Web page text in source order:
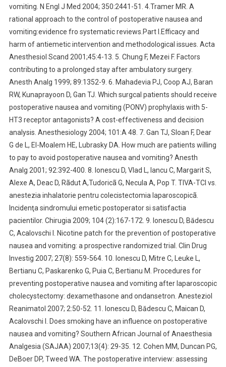
vomiting. N Engl J Med 2004; 350:2441-51. 4.Tramer MR. A
rational approach to the control of postoperative nausea and
vomiting:evidence fro systematic reviews.Part I.Efficacy and
harm of antiemetic intervention and methodological issues. Acta
Anesthesiol Scand 2001;45:4-13. 5. Chung F, Mezei F. Factors
contributing to a prolonged stay after ambulatory surgery.
Anesth Analg 1999; 89:1352-9. 6. Mahadevia PJ, Coop AJ, Baran
RW, Kunaprayoon D, Gan TJ. Which surgcal patients should receive
postoperative nausea and vomiting (PONV) prophylaxis with 5-
HT3 receptor antagonists? A cost-effectiveness and decision
analysis. Anesthesiology 2004; 101:A 48. 7. Gan TJ, Sloan F, Dear
G de L, El-Moalem HE, Lubrasky DA. How much are patients willing
to pay to avoid postoperative nausea and vomiting? Anesth
Analg 2001; 92:392-400. 8. Ionescu D, Vlad L, Iancu C, Margarit S,
Alexe A, Deac D, Rãdut A,Tudoricã G, Necula A, Pop T. TIVA-TCI vs.
anestezia inhalatorie pentru colecistectomia laparoscopicã.
Incidenţa sindromului emetic postoperator si satisfactia
pacientilor. Chirugia 2009; 104 (2):167-172. 9. Ionescu D, Bădescu
C, Acalovschi I. Nicotine patch for the prevention of postoperative
nausea and vomiting: a prospective randomized trial. Clin Drug
Investig 2007; 27(8): 559-564. 10. Ionescu D, Mitre C, Leuke L,
Bertianu C, Paskarenko G, Puia C, Bertianu M. Procedures for
preventing postoperative nausea and vomiting after laparoscopic
cholecystectomy: dexamethasone and ondansetron. Anesteziol
Reanimatol 2007; 2:50-52. 11. Ionescu D, Bădescu C, Maican D,
Acalovschi I. Does smoking have an influence on postoperative
nausea and vomiting? Southern African Journal of Anaesthesia
Analgesia (SAJAA) 2007;13(4): 29-35. 12. Cohen MM, Duncan PG,
DeBoer DP, Tweed WA. The postoperative interview: assessing